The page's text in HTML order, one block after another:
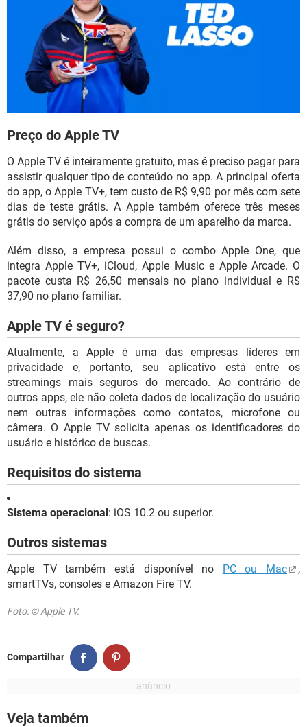
Preço do Apple TV
O Apple TV é inteiramente gratuito, mas é preciso pagar para
assistir qualquer tipo de conteúdo no app. A principal oferta
do app, o Apple TV+, tem custo de R$ 9,90 por mês com sete
dias de teste grátis. A Apple também oferece três meses
grátis do serviço após a compra de um aparelho da marca.
Além disso, a empresa possui o combo Apple One, que
integra Apple TV+, iCloud, Apple Music e Apple Arcade. O
pacote custa R$ 26,50 mensais no plano individual e R$
37,90 no plano familiar.
Apple TV é seguro?
Atualmente, a Apple é uma das empresas líderes em
privacidade e, portanto, seu aplicativo está entre os
streamings mais seguros do mercado. Ao contrário de
outros apps, ele não coleta dados de localização do usuário
nem outras informações como contatos, microfone ou
câmera. O Apple TV solicita apenas os identificadores do
usuário e histórico de buscas.
Requisitos do sistema
Sistema operacional: iOS 10.2 ou superior.
Outros sistemas
Apple TV também está disponível no PC ou Mac
,
smartTVs, consoles e Amazon Fire TV.
Foto: © Apple TV.
Compartilhar
Veja também